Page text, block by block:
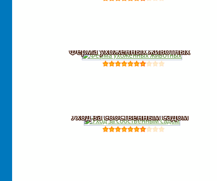
Ферма ухоженных животных
Уход за собственным садом